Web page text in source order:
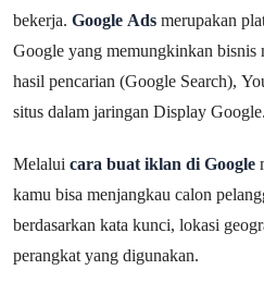
bekerja. Google Ads merupakan
Google yang memungkinkan bisnis
hasil pencarian (Google Search),
situs dalam jaringan Display Google.
Melalui cara buat iklan di Google
kamu bisa menjangkau calon
berdasarkan kata kunci, lokasi
perangkat yang digunakan.